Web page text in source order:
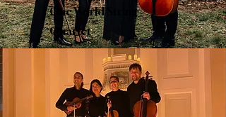
One World String
Quartet